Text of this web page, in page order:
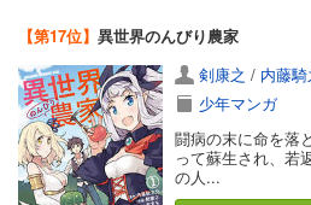
【第17位】 異世界のんびり農家
剣康之 / 内藤
少年マンガ
闘病の末に命を落
って蘇生され、若
の人...